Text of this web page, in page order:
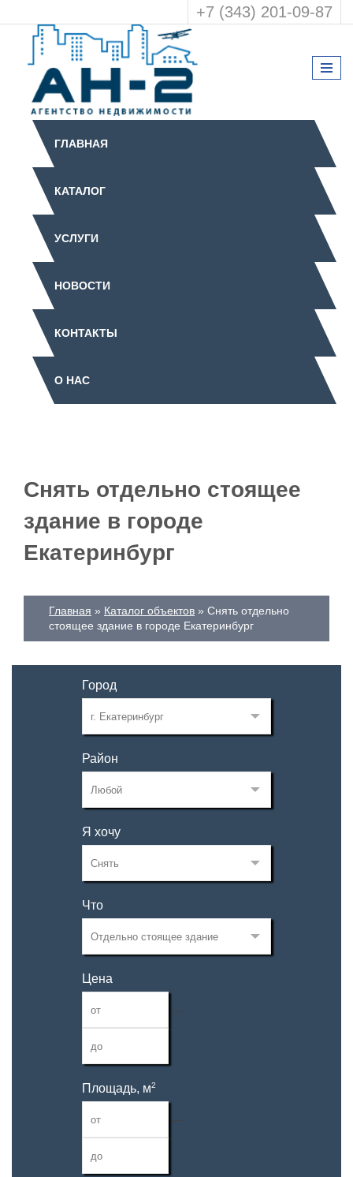
+7 (343) 201-09-87
ГЛАВНАЯ
КАТАЛОГ
УСЛУГИ
НОВОСТИ
КОНТАКТЫ
О НАС
Снять отдельно стоящее
здание в городе
Екатеринбург
Главная Каталог объектов
Снять отдельно
стоящее здание в городе Екатеринбург
Город
Район
Я хочу
Что
Цена
—
Площадь, м2
—